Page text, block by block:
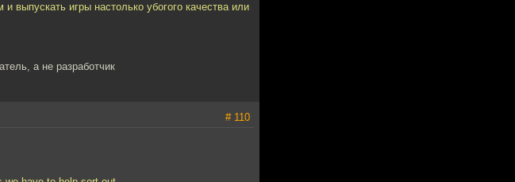
выпускать игры настолько убогого качества или
а не разработчик
# 110